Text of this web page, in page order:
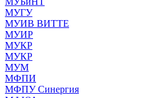
МУГУ
МУИВ ВИТТЕ
МУИР
МУКР
МУКР
МУМ
МФПИ
МФПУ Синергия